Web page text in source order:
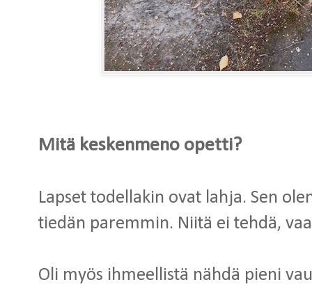
Mitä keskenmeno opetti?
Lapset todellakin ovat lahja. Sen
tiedän paremmin. Niitä ei tehdä,
Oli myös ihmeellistä nähdä pieni